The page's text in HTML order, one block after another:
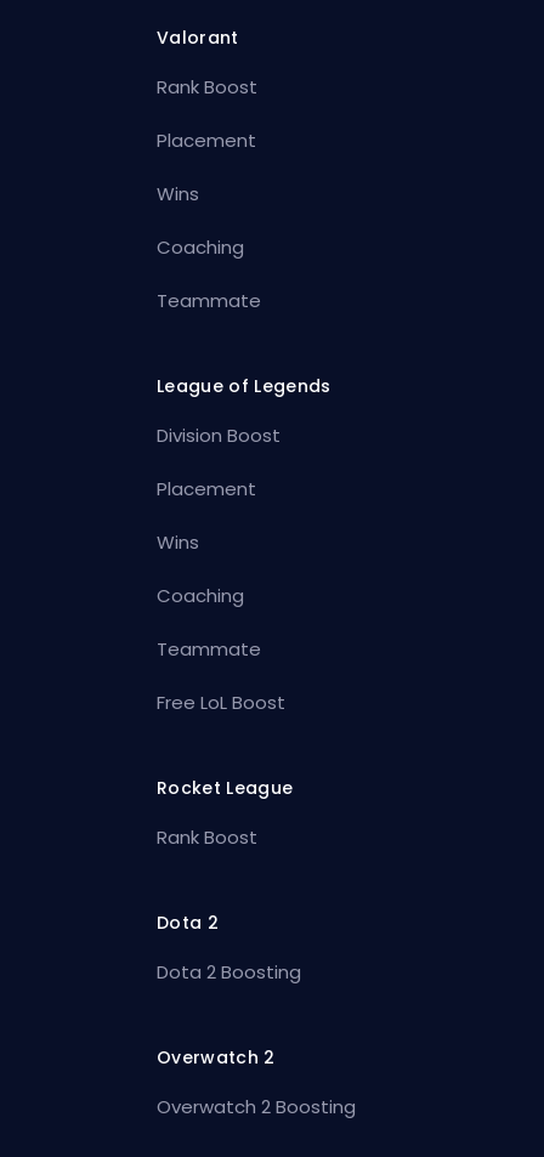
Valorant
Rank Boost
Placement
Wins
Coaching
Teammate
League of Legends
Division Boost
Placement
Wins
Coaching
Teammate
Free LoL Boost
Rocket League
Rank Boost
Dota 2
Dota 2 Boosting
Overwatch 2
Overwatch 2 Boosting